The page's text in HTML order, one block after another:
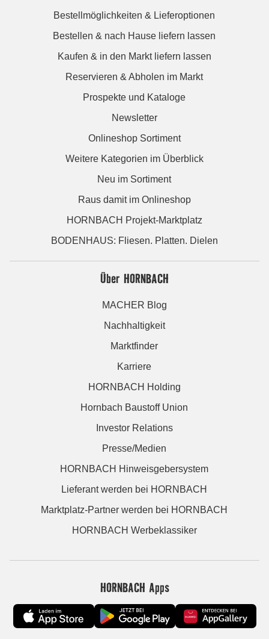
Bestellmöglichkeiten & Lieferoptionen
Bestellen & nach Hause liefern lassen
Kaufen & in den Markt liefern lassen
Reservieren & Abholen im Markt
Prospekte und Kataloge
Newsletter
Onlineshop Sortiment
Weitere Kategorien im Überblick
Neu im Sortiment
Raus damit im Onlineshop
HORNBACH Projekt-Marktplatz
BODENHAUS: Fliesen. Platten. Dielen
Über HORNBACH
MACHER Blog
Nachhaltigkeit
Marktfinder
Karriere
HORNBACH Holding
Hornbach Baustoff Union
Investor Relations
Presse/Medien
HORNBACH Hinweisgebersystem
Lieferant werden bei HORNBACH
Marktplatz-Partner werden bei HORNBACH
HORNBACH Werbeklassiker
HORNBACH Apps